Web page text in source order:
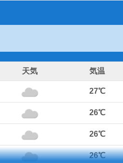
天気 気温
27℃
26℃
26℃
26℃